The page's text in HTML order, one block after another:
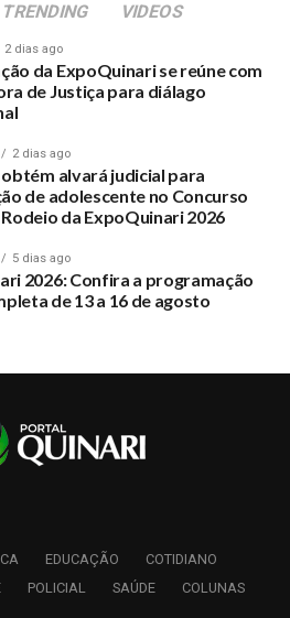
TRENDING VIDEOS
2 dias ago
da ExpoQuinari se reúne com
de Justiça para diálago
2 dias ago
alvará judicial para
de adolescente no Concurso
Rodeio da ExpoQuinari 2026
5 dias ago
2026: Confira a programação
de 13 a 16 de agosto
EDUCAÇÃO
COTIDIANO
POLICIAL SAÚDE COLUNAS